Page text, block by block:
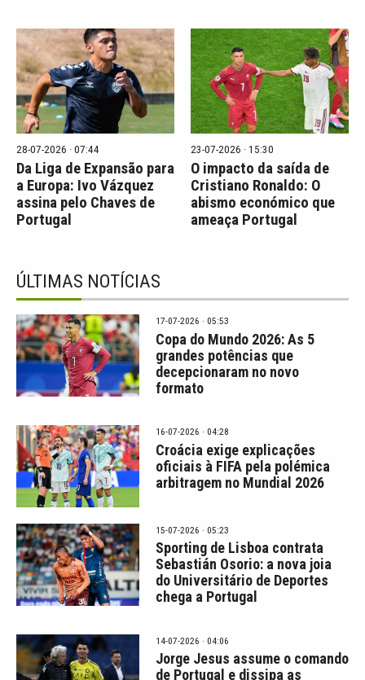
28-07-2026 · 07:44
Da Liga de Expansão para
a Europa: Ivo Vázquez
assina pelo Chaves de
Portugal
23-07-2026 · 15:30
O impacto da saída de
Cristiano Ronaldo: O
abismo económico que
ameaça Portugal
ÚLTIMAS NOTÍCIAS
17-07-2026 · 05:53
Copa do Mundo 2026: As 5
grandes potências que
decepcionaram no novo
formato
16-07-2026 · 04:28
Croácia exige explicações
oficiais à FIFA pela polémica
arbitragem no Mundial 2026
15-07-2026 · 05:23
Sporting de Lisboa contrata
Sebastián Osorio: a nova joia
do Universitário de Deportes
chega a Portugal
14-07-2026 · 04:06
Jorge Jesus assume o comando
de Portugal e dissipa as